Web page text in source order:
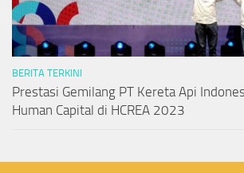
BERITA TERKINI
Prestasi Gemilang PT Kereta Api
Human Capital di HCREA 2023